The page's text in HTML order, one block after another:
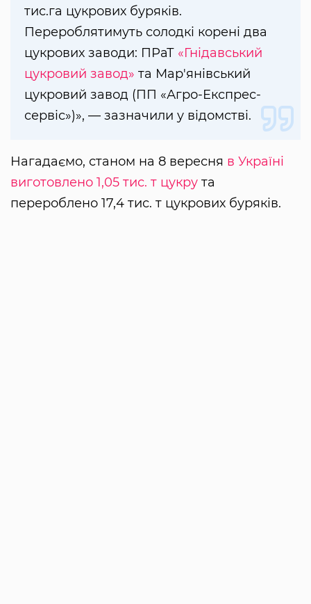
тис.га цукрових буряків.
Перероблятимуть солодкі корені два
цукрових заводи: ПРаТ «Гнідавський
цукровий завод» та Мар'янівський
цукровий завод (ПП «Агро-Експрес-
сервіс»)», — зазначили у відомстві.
Нагадаємо, станом на 8 вересня в Україні
виготовлено 1,05 тис. т цукру та
перероблено 17,4 тис. т цукрових буряків.